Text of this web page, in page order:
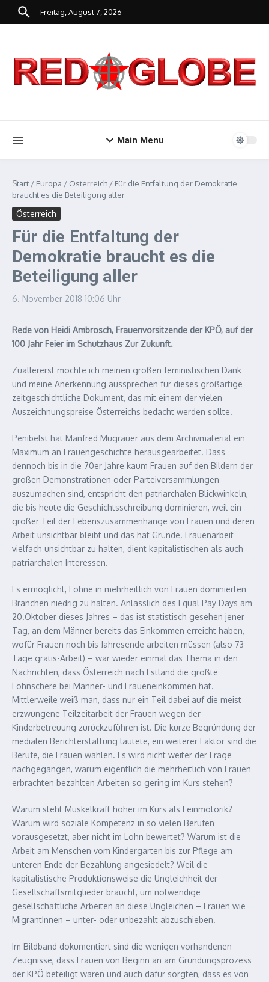
Zum Inhalt springen
Freitag, August 7, 2026
Main Menu
Start / Europa / Österreich / Für die Entfaltung der Demokratie
braucht es die Beteiligung aller
Österreich
Für die Entfaltung der
Demokratie braucht es die
Beteiligung aller
6. November 2018 10:06 Uhr
Rede von Heidi Ambrosch, Frauenvorsitzende der KPÖ, auf der
100 Jahr Feier im Schutzhaus Zur Zukunft.
Zuallererst möchte ich meinen großen feministischen Dank
und meine Anerkennung aussprechen für dieses großartige
zeitgeschichtliche Dokument, das mit einem der vielen
Auszeichnungspreise Österreichs bedacht werden sollte.
Penibelst hat Manfred Mugrauer aus dem Archivmaterial ein
Maximum an Frauengeschichte herausgearbeitet. Dass
dennoch bis in die 70er Jahre kaum Frauen auf den Bildern der
großen Demonstrationen oder Parteiversammlungen
auszumachen sind, entspricht den patriarchalen Blickwinkeln,
die bis heute die Geschichtsschre­ibung dominieren, weil ein
großer Teil der Lebenszusammenhänge von Frauen und deren
Arbeit unsichtbar bleibt und das hat Gründe. Frauenarbeit
vielfach unsichtbar zu halten, dient kapitalistischen als auch
patriarchalen Interessen.
Es ermöglicht, Löhne in mehrheitlich von Frauen dominierten
Branchen niedrig zu halten. Anlässlich des Equal Pay Days am
20.Oktober dieses Jahres – das ist statistisch gesehen jener
Tag, an dem Männer bereits das Einkommen erreicht haben,
wofür Frauen noch bis Jahresende arbeiten müssen (also 73
Tage gratis-Arbeit) – war wieder einmal das Thema in den
Nachrichten, dass Österreich nach Estland die größte
Lohnschere bei Männer- und Fraueneinkommen hat.
Mittlerweile weiß man, dass nur ein Teil dabei auf die meist
erzwungene Teilzeitarbeit der Frauen wegen der
Kinderbetreuung zurückzuführen ist. Die kurze Begründung der
medialen Berichterstattung lautete, ein weiterer Faktor sind die
Berufe, die Frauen wählen. Es wird nicht weiter der Frage
nachgegangen, warum eigentlich die mehrheitlich von Frauen
erbrachten bezahlten Arbeiten so gering im Kurs stehen?
Warum steht Muskelkraft höher im Kurs als Feinmotorik?
Warum wird soziale Kompetenz in so vielen Berufen
vorausgesetzt, aber nicht im Lohn bewertet? Warum ist die
Arbeit am Menschen vom Kindergarten bis zur Pflege am
unteren Ende der Bezahlung angesiedelt? Weil die
kapitalistische Produktionsweise die Ungleichheit der
Gesellschaftsmit­glieder braucht, um notwendige
gesellschaftliche Arbeiten an diese Ungleichen – Frauen wie
MigrantInnen – unter- oder unbezahlt abzuschieben.
Im Bildband dokumentiert sind die wenigen vorhandenen
Zeugnisse, dass Frauen von Beginn an am Gründungsprozess
der KPÖ beteiligt waren und auch dafür sorgten, dass es von